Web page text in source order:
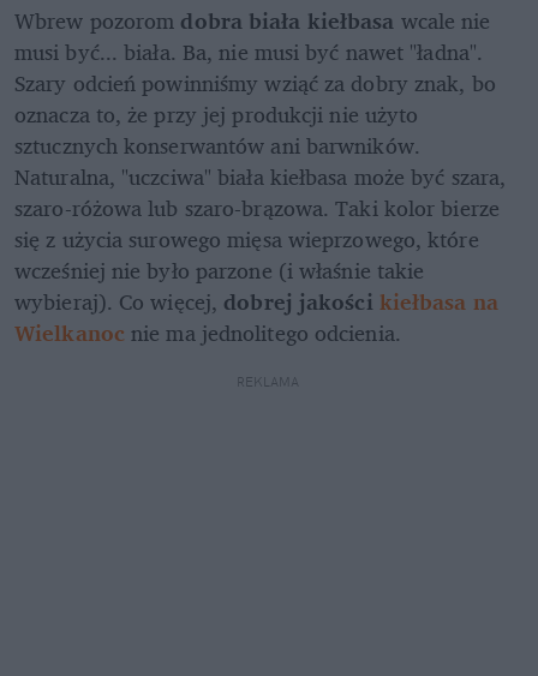
Wbrew pozorom dobra biała kiełbasa wcale nie
musi być... biała. Ba, nie musi być nawet "ładna".
Szary odcień powinniśmy wziąć za dobry znak, bo
oznacza to, że przy jej produkcji nie użyto
sztucznych konserwantów ani barwników.
Naturalna, "uczciwa" biała kiełbasa może być szara,
szaro-różowa lub szaro-brązowa. Taki kolor bierze
się z użycia surowego mięsa wieprzowego, które
wcześniej nie było parzone (i właśnie takie
wybieraj). Co więcej, dobrej jakości kiełbasa na
Wielkanoc nie ma jednolitego odcienia.
REKLAMA